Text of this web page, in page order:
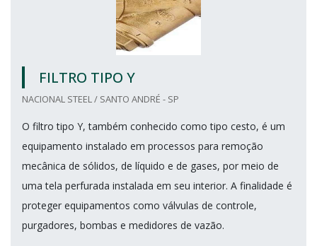
FILTRO TIPO Y
NACIONAL STEEL / SANTO ANDRÉ - SP
O filtro tipo Y, também conhecido como tipo cesto, é um
equipamento instalado em processos para remoção
mecânica de sólidos, de líquido e de gases, por meio de
uma tela perfurada instalada em seu interior. A finalidade é
proteger equipamentos como válvulas de controle,
purgadores, bombas e medidores de vazão.